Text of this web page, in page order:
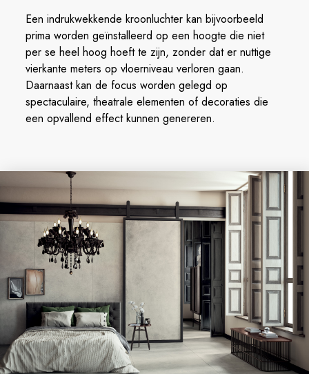
Een indrukwekkende kroonluchter kan bijvoorbeeld
prima worden geïnstalleerd op een hoogte die niet
per se heel hoog hoeft te zijn, zonder dat er nuttige
vierkante meters op vloerniveau verloren gaan.
Daarnaast kan de focus worden gelegd op
spectaculaire, theatrale elementen of decoraties die
een opvallend effect kunnen genereren.